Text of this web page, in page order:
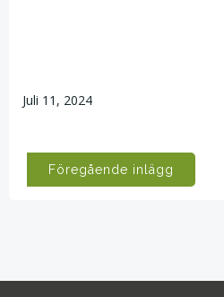
Juli 11, 2024
Post
Föregående inlägg